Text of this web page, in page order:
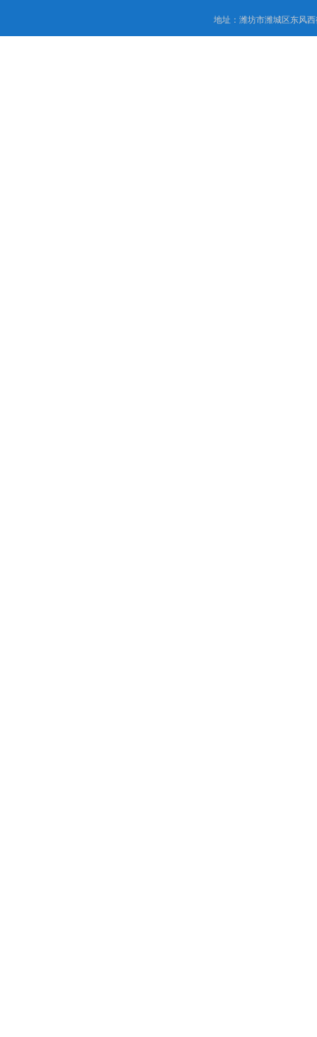
地址：潍坊市潍城区东风